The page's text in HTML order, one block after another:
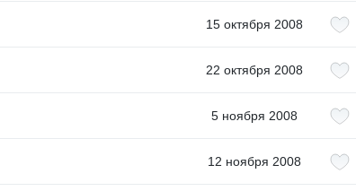
15 октября 2008
22 октября 2008
5 ноября 2008
12 ноября 2008